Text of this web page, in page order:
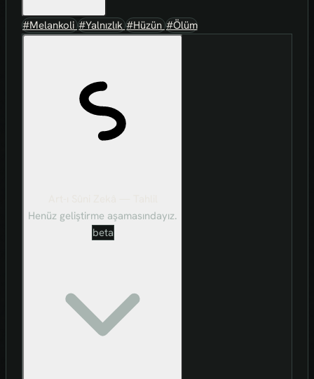
#Melankoli#Yalnızlık#Hüzün#Ölüm
Henüz geliştirme aşamasındayız.
beta